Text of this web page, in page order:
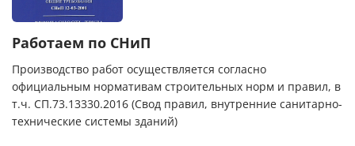
Работаем по СНиП
Производство работ осуществляется согласно
официальным нормативам строительных норм и правил, в
т.ч. СП.73.13330.2016 (Свод правил, внутренние санитарно-
технические системы зданий)